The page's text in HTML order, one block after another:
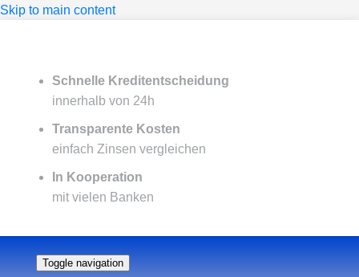
Skip to main content
Schnelle Kreditentscheidung
innerhalb von 24h
Transparente Kosten
einfach Zinsen vergleichen
In Kooperation
mit vielen Banken
Toggle navigation